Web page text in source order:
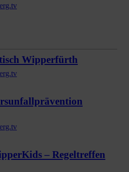
Wipperfürth
– Regeltreffen